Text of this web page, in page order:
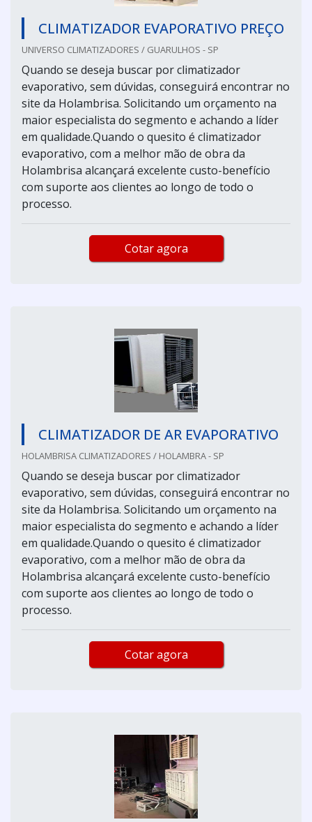
CLIMATIZADOR EVAPORATIVO PREÇO
UNIVERSO CLIMATIZADORES / GUARULHOS - SP
Quando se deseja buscar por climatizador
evaporativo, sem dúvidas, conseguirá encontrar no
site da Holambrisa. Solicitando um orçamento na
maior especialista do segmento e achando a líder
em qualidade.Quando o quesito é climatizador
evaporativo, com a melhor mão de obra da
Holambrisa alcançará excelente custo-benefício
com suporte aos clientes ao longo de todo o
processo.
Cotar agora
CLIMATIZADOR DE AR EVAPORATIVO
HOLAMBRISA CLIMATIZADORES / HOLAMBRA - SP
Quando se deseja buscar por climatizador
evaporativo, sem dúvidas, conseguirá encontrar no
site da Holambrisa. Solicitando um orçamento na
maior especialista do segmento e achando a líder
em qualidade.Quando o quesito é climatizador
evaporativo, com a melhor mão de obra da
Holambrisa alcançará excelente custo-benefício
com suporte aos clientes ao longo de todo o
processo.
Cotar agora